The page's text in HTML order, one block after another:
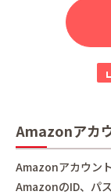
Amazonアカ
Amazonアカウン
AmazonのID、パ